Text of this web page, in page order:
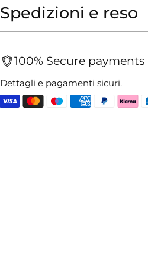
Spedizioni e reso
100% Secure payments
Dettagli e pagamenti sicuri.